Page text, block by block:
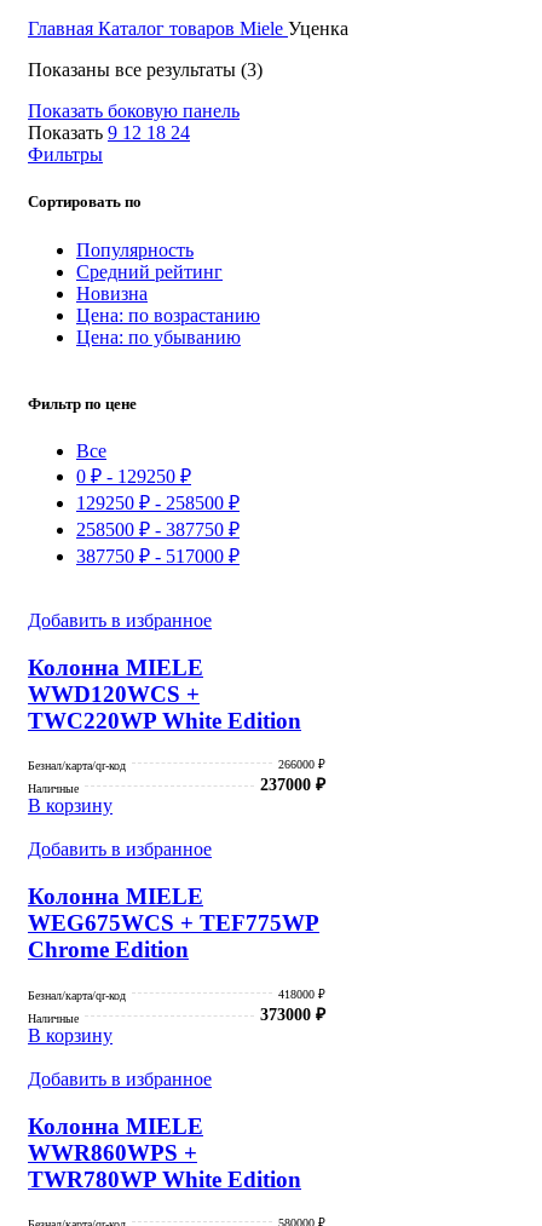
Главная Каталог товаров Miele Уценка
Показаны все результаты (3)Цены:
Показать боковую панель
Показать 9 12 18 24
Фильтры
Сортировать по
Популярность
Средний рейтинг
Новизна
Цена: по возрастанию
Цена: по убыванию
Фильтр по цене
Все
0 ₽ - 129250 ₽
129250 ₽ - 258500 ₽
258500 ₽ - 387750 ₽
387750 ₽ - 517000 ₽
Добавить в избранное
Колонна MIELE
WWD120WCS +
TWC220WP White Edition
Безнал/карта/qr-код
266000 ₽
Наличные
237000 ₽
В корзину
Добавить в избранное
Колонна MIELE
WEG675WCS + TEF775WP
Chrome Edition
Безнал/карта/qr-код
418000 ₽
Наличные
373000 ₽
В корзину
Добавить в избранное
Колонна MIELE
WWR860WPS +
TWR780WP White Edition
580000 ₽